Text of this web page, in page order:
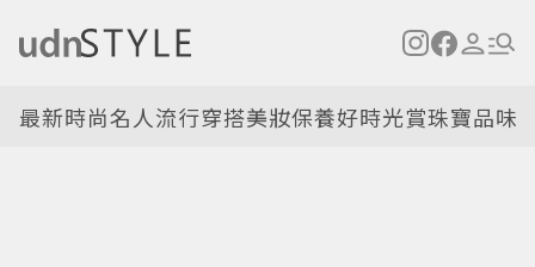
最新時尚名人流行穿搭美妝保養好時光賞珠寶品味